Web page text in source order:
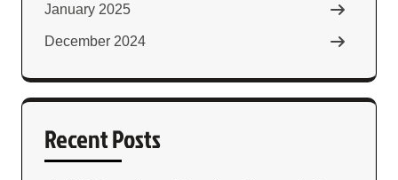
January 2025
December 2024
Recent Posts